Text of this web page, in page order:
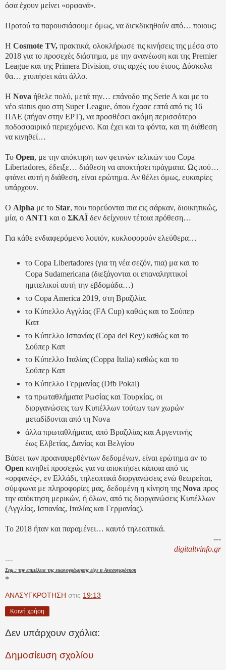
όσα έχουν μείνει «ορφανά».
Προτού τα παρουσιάσουμε όμως, να διεκδικηθούν από… ποιους;
Η Cosmote TV, πρακτικά, ολοκλήρωσε τις κινήσεις της μέσα στο
2018 για το προσεχές διάστημα, με την ανανέωση και της Premier
League και της Primera Division, στις αρχές του έτους. Δύσκολα
θα… χτυπήσει κάτι άλλο.
Η Nova ήθελε πολύ, μετά την… επάνοδο της Serie A και με το
νέο status quo στη Super League, όπου έχασε επτά από τις 16
ΠΑΕ (πήγαν στην ΕΡΤ), να προσθέσει ακόμη περισσότερο
ποδοσφαιρικό περιεχόμενο. Και έχει και τα φόντα, και τη διάθεση
να κινηθεί…
Το Open, με την απόκτηση των φετινών τελικών του Copa
Libertadores, έδειξε… διάθεση να αποκτήσει πράγματα. Ως πού…
φτάνει αυτή η διάθεση, είναι ερώτημα. Αν θέλει όμως, ευκαιρίες
υπάρχουν.
Ο Alpha με το Star, που πορεύονται πια εις σάρκαν, διοικητικώς,
μία, ο ΑΝΤ1 και ο ΣΚΑΪ δεν δείχνουν τέτοια πρόθεση…
Για κάθε ενδιαφερόμενο λοιπόν, κυκλοφορούν ελεύθερα…
το Copa Libertadores (για τη νέα σεζόν, πια) μα και το
Copa Sudamericana (διεξάγονται οι επαναληπτικοί
ημιτελικοί αυτή την εβδομάδα…)
το Copa America 2019, στη Βραζιλία.
το Κύπελλο Αγγλίας (FΑ Cup) καθώς και το Σούπερ
Καπ
το Κύπελλο Ισπανίας (Copa del Rey) καθώς και το
Σούπερ Καπ
το Κύπελλο Ιταλίας (Coppa Italia) καθώς και το
Σούπερ Καπ
το Κύπελλο Γερμανίας (Dfb Pokal)
τα πρωταθλήματα Ρωσίας και Τουρκίας, οι
διοργανώσεις των Κυπέλλων τούτων των χωρών
μεταδίδονται από τη Nova
άλλα πρωταθλήματα, από Βραζιλίας και Αργεντινής
έως Ελβετίας, Δανίας και Βελγίου
Βάσει των προαναφερθέντων δεδομένων, είναι ερώτημα αν το
Open κινηθεί προσεχώς για να αποκτήσει κάποια από τις
«ορφανές», εν Ελλάδι, τηλεοπτικά διοργανώσεις ενώ θεωρείται,
σύμφωνα με πληροφορίες μας, δεδομένη η κίνηση της Nova προς
την απόκτηση μερικών, ή όλων, από τις διοργανώσεις Κυπέλλων
(Αγγλίας, Ισπανίας, Ιταλίας και Γερμανίας).
Το 2018 ήταν και παραμένει… καυτό τηλεοπτικά.
---
digitaltvinfo.gr
---
Σημ.: την επιμέλεια της εικονογράφησης είχε η Ανασυγκρότηση
*
ΑΝΑΣΥΓΚΡΟΤΗΣΗ στις 19:13
Κοινή χρήση
Δεν υπάρχουν σχόλια:
Δημοσίευση σχολίου